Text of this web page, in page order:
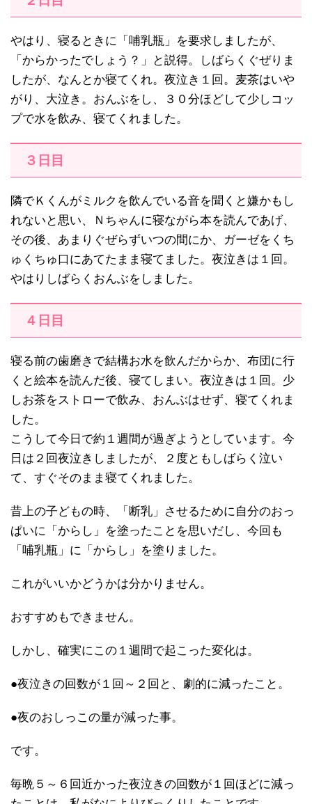
やはり、寝るときに「哺乳瓶」を要求しましたが、
「からかったでしょう？」と説得。しばらくぐぜりま
したが、なんとか寝てくれ。夜泣き１回。麦茶はいや
がり、大泣き。おんぶをし、３０分ほどして少しコッ
プで水を飲み、寝てくれました。
３日目
隣でＫくんがミルクを飲んでいる音を聞くと嫌かもし
れないと思い、Ｎちゃんに寝ながら本を読んであげ、
その後、あまりぐぜらずいつの間にか、ガーゼをくち
ゅくちゅ口にあてたまま寝てました。夜泣きは１回。
やはりしばらくおんぶをしました。
４日目
寝る前の歯磨きで結構お水を飲んだからか、布団に行
くと絵本を読んだ後、寝てしまい。夜泣きは１回。少
しお茶をストローで飲み、おんぶはせず、寝てくれま
した。
こうして今日で約１週間が過ぎようとしています。今
日は２回夜泣きしましたが、２度ともしばらく泣い
て、すぐそのまま寝てくれました。
昔上の子どもの時、「断乳」させるために自分のおっ
ぱいに「からし」を塗ったことを思いだし、今回も
「哺乳瓶」に「からし」を塗りました。
これがいいかどうかは分かりません。
おすすめもできません。
しかし、確実にこの１週間で起こった変化は。
●夜泣きの回数が１回～２回と、劇的に減ったこと。
●夜のおしっこの量が減った事。
です。
毎晩５～６回近かった夜泣きの回数が１回ほどに減っ